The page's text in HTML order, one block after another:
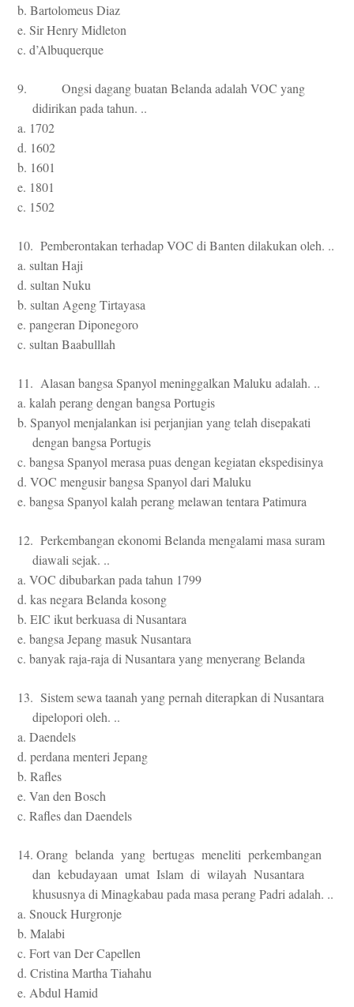
b. Bartolomeus Diaz
e. Sir Henry Midleton
c. d’Albuquerque
9. Ongsi dagang buatan Belanda adalah VOC yang
didirikan pada tahun. ..
a. 1702
d. 1602
b. 1601
e. 1801
c. 1502
10. Pemberontakan terhadap VOC di Banten dilakukan oleh. ..
a. sultan Haji
d. sultan Nuku
b. sultan Ageng Tirtayasa
e. pangeran Diponegoro
c. sultan Baabulllah
11. Alasan bangsa Spanyol meninggalkan Maluku adalah. ..
a. kalah perang dengan bangsa Portugis
b. Spanyol menjalankan isi perjanjian yang telah disepakati
dengan bangsa Portugis
c. bangsa Spanyol merasa puas dengan kegiatan ekspedisinya
d. VOC mengusir bangsa Spanyol dari Maluku
e. bangsa Spanyol kalah perang melawan tentara Patimura
12. Perkembangan ekonomi Belanda mengalami masa suram
diawali sejak. ..
a. VOC dibubarkan pada tahun 1799
d. kas negara Belanda kosong
b. EIC ikut berkuasa di Nusantara
e. bangsa Jepang masuk Nusantara
c. banyak raja-raja di Nusantara yang menyerang Belanda
13. Sistem sewa taanah yang pernah diterapkan di Nusantara
dipelopori oleh. ..
a. Daendels
d. perdana menteri Jepang
b. Rafles
e. Van den Bosch
c. Rafles dan Daendels
14. Orang belanda yang bertugas meneliti perkembangan
dan kebudayaan umat Islam di wilayah Nusantara
khususnya di Minagkabau pada masa perang Padri adalah. ..
a. Snouck Hurgronje
b. Malabi
c. Fort van Der Capellen
d. Cristina Martha Tiahahu
e. Abdul Hamid